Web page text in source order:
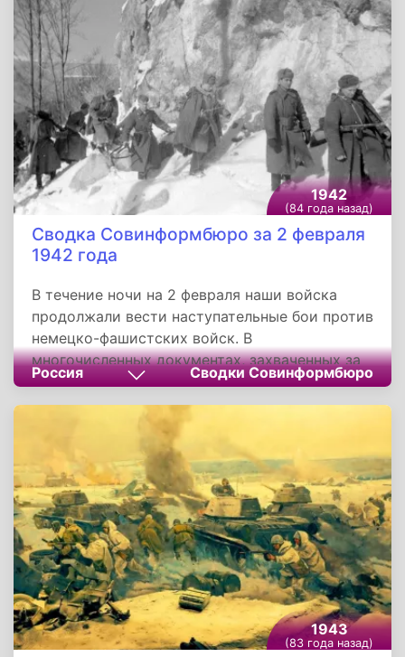
Бомон, а продюсировал Гарри Рапф.
1942
(84 года назад)
Сводка Совинформбюро за 2 февраля
1942 года
В течение ночи на 2 февраля наши войска
продолжали вести наступательные бои против
немецко-фашистских войск. В
многочисленных документах, захваченных за
последнее время на Западном фронте,
отмечается крайне низкая боеспособность
новых пополнений германской армии.
Россия Сводки Совинформбюро
1943
(83 года назад)